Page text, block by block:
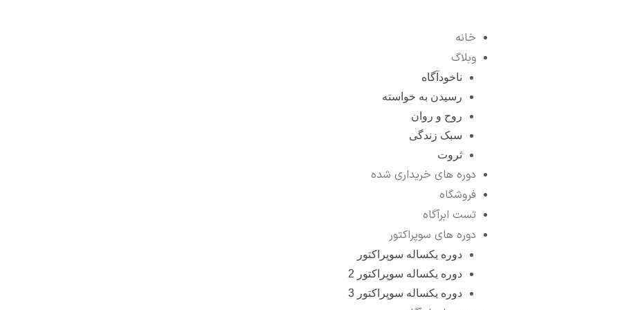
خانه
وبلاگ
ناخودآگاه
رسیدن به خواسته
روح و روان
سبک زندگی
ثروت
دوره های خریداری شده
فروشگاه
تست ابرآگاه
دوره های سوپراکتور
دوره یکساله سوپراکتور
دوره یکساله سوپراکتور 2
دوره یکساله سوپراکتور 3